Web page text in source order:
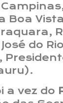
Boa
do
a vez do